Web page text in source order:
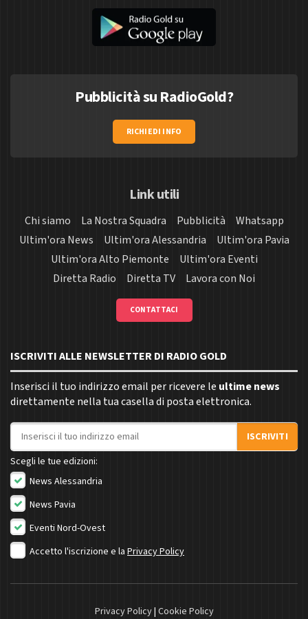
Pubblicità su RadioGold?
RICHIEDI INFO
Link utili
Chi siamo La Nostra Squadra Pubblicità
Whatsapp
Ultim'ora News
Ultim'ora Alessandria
Ultim'ora Pavia
Ultim'ora Alto Piemonte
Ultim'ora Eventi
Diretta Radio
Diretta TV Lavora con Noi
CONTATTACI
ISCRIVITI ALLE NEWSLETTER DI RADIO GOLD
Inserisci il tuo indirizzo email per ricevere le ultime news
direttamente nella tua casella di posta elettronica.
Indirizzo email
ISCRIVITI
Scegli le tue edizioni:
News Alessandria
News Pavia
Eventi Nord-Ovest
Accetto l'iscrizione e la Privacy Policy
Privacy Policy| Cookie Policy